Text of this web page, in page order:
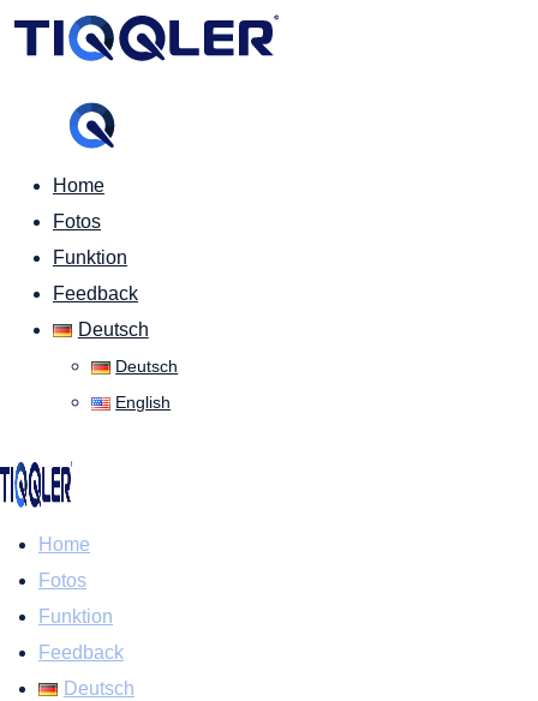
Home
Fotos
Funktion
Feedback
Deutsch
Deutsch
English
Home
Fotos
Funktion
Feedback
Deutsch